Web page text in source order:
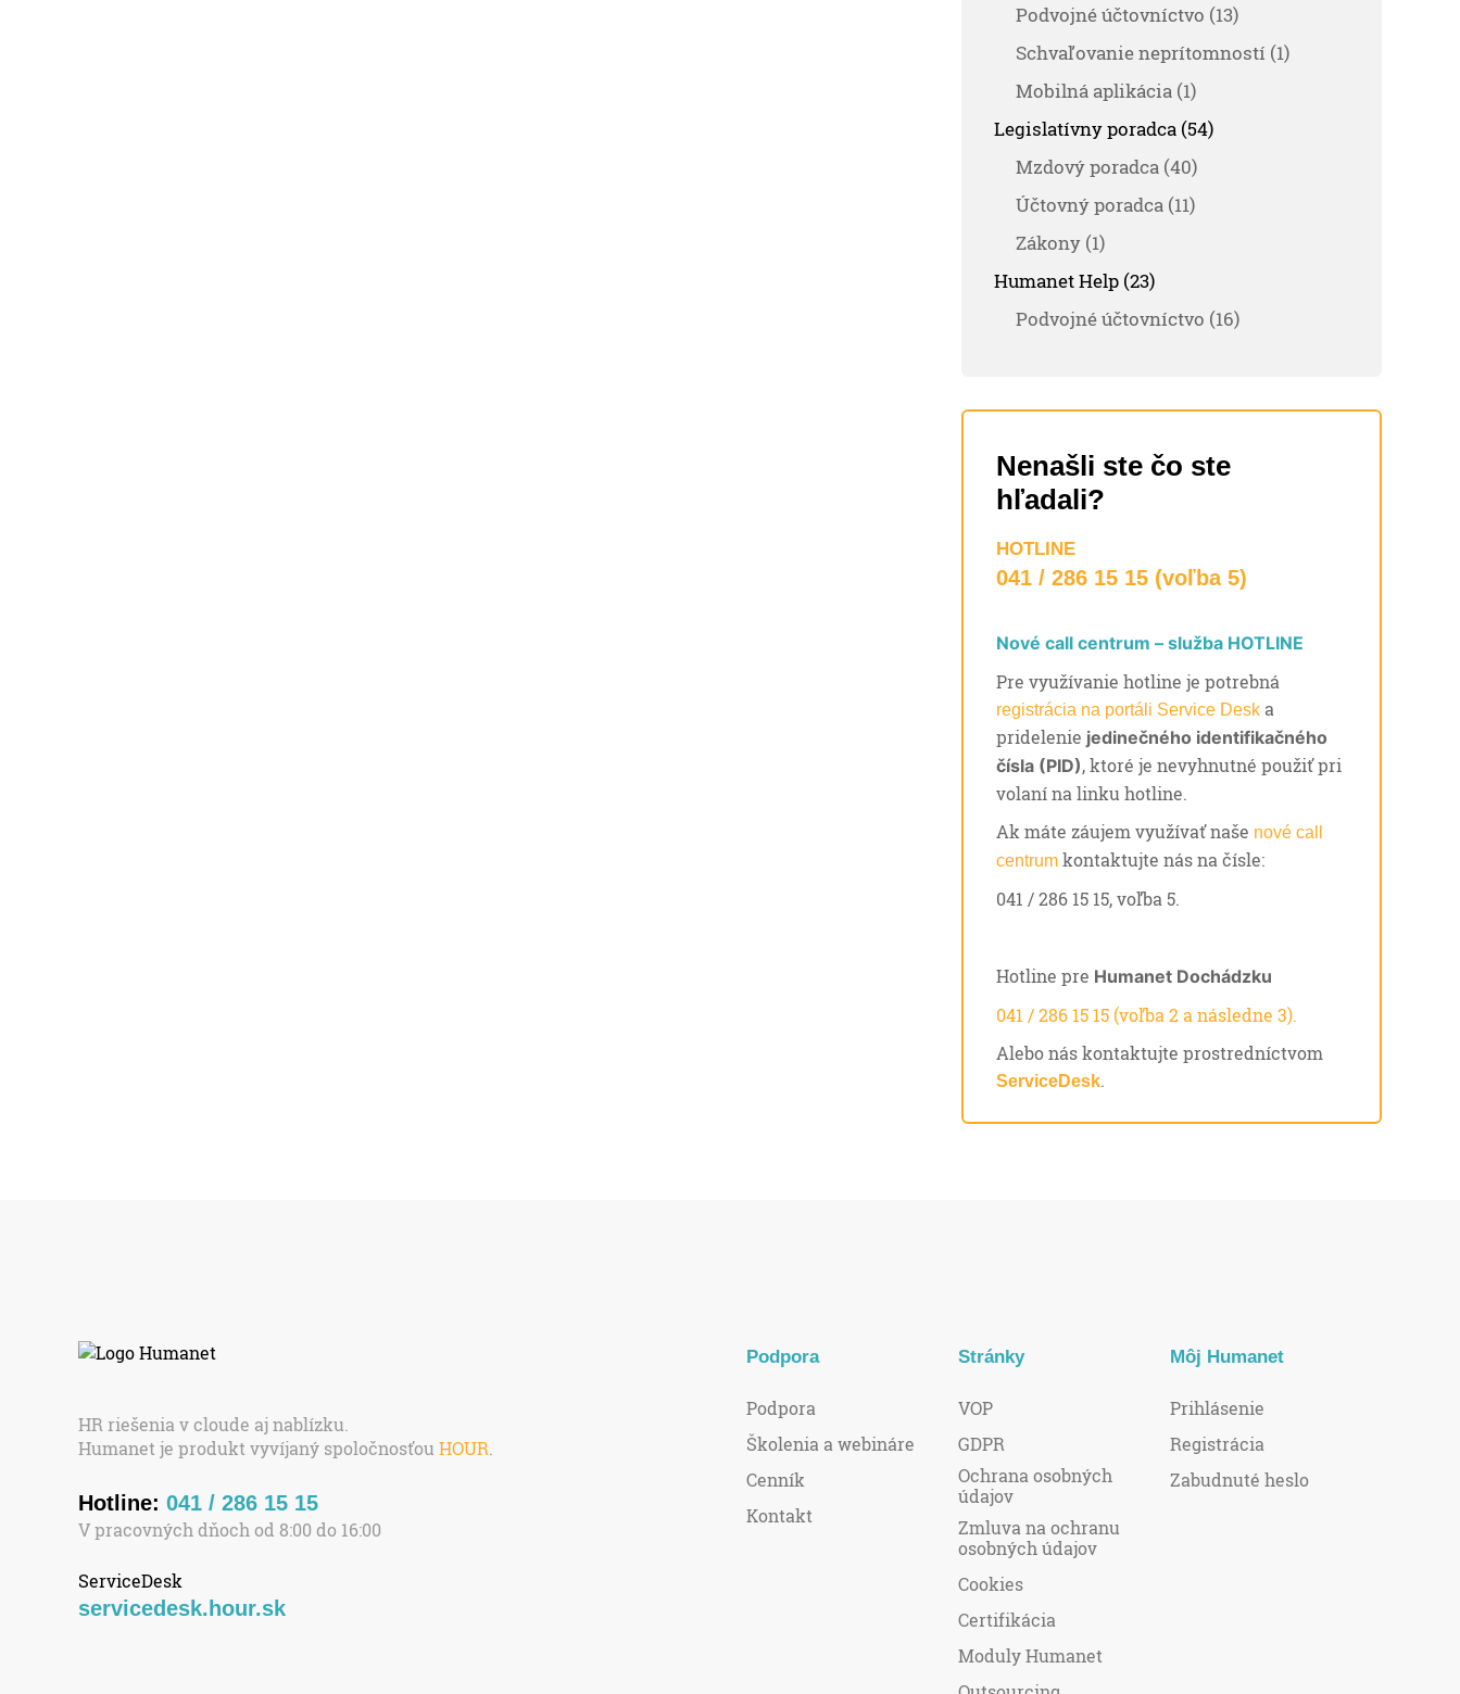
Podvojné účtovníctvo (13)
Schvaľovanie neprítomností (1)
Mobilná aplikácia (1)
Legislatívny poradca (54)
Mzdový poradca (40)
Účtovný poradca (11)
Zákony (1)
Humanet Help (23)
Podvojné účtovníctvo (16)
Nenašli ste čo ste
hľadali?
HOTLINE
041 / 286 15 15 (voľba 5)
Nové call centrum – služba HOTLINE
Pre využívanie hotline je potrebná
registrácia na portáli Service Desk a
pridelenie jedinečného identifikačného
čísla (PID), ktoré je nevyhnutné použiť pri
volaní na linku hotline.
Ak máte záujem využívať naše nové call
centrum kontaktujte nás na čísle:
041 / 286 15 15, voľba 5.
Hotline pre Humanet Dochádzku
041 / 286 15 15 (voľba 2 a následne 3).
Alebo nás kontaktujte prostredníctvom
ServiceDesk.
HR riešenia v cloude aj nablízku.
Humanet je produkt vyvíjaný spoločnosťou HOUR
Hotline: 041 / 286 15 15
V pracovných dňoch od 8:00 do 16:00
ServiceDesk
servicedesk.hour.sk
Podpora
Podpora
Školenia a webináre
Cenník
Kontakt
Stránky
VOP
GDPR
Ochrana osobných
údajov
Zmluva na ochranu
osobných údajov
Cookies
Certifikácia
Moduly Humanet
Môj Humanet
Prihlásenie
Registrácia
Zabudnuté heslo